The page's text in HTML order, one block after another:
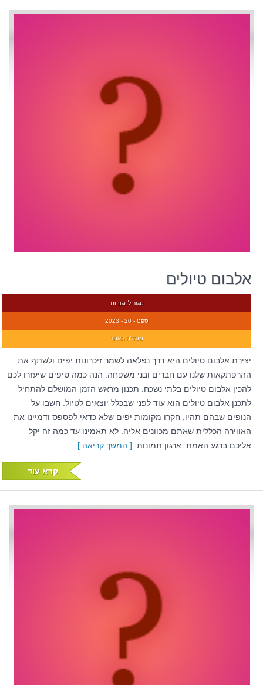
אלבום טיולים
סגור לתגובות
ספט - 20 - 2023
מנהלת האתר
יצירת אלבום טיולים היא דרך נפלאה לשמר זיכרונות יפים ולשתף את
ההרפתקאות שלנו עם חברים ובני משפחה. הנה כמה טיפים שיעזרו לכם
להכין אלבום טיולים בלתי נשכח. תכנון מראש הזמן המושלם להתחיל
לתכנן אלבום טיולים הוא עוד לפני שבכלל יוצאים לטיול. חשבו על
הנופים שבהם תהיו, חקרו מקומות יפים שלא כדאי לפספס ודמיינו את
האווירה הכללית שאתם מכוונים אליה. לא תאמינו עד כמה זה יקל
אליכם ברגע האמת. ארגון תמונות [ המשך קריאה ]
קרא עוד